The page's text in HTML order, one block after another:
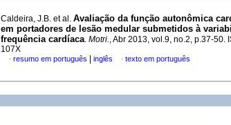
Caldeira, J.B. et al. Avaliação da função autonômica
em portadores de lesão medular submetidos à
frequência cardíaca. Motri., Abr 2013, vol.9, no.2, p.37-50.
107X
· resumo em português inglês · texto em português